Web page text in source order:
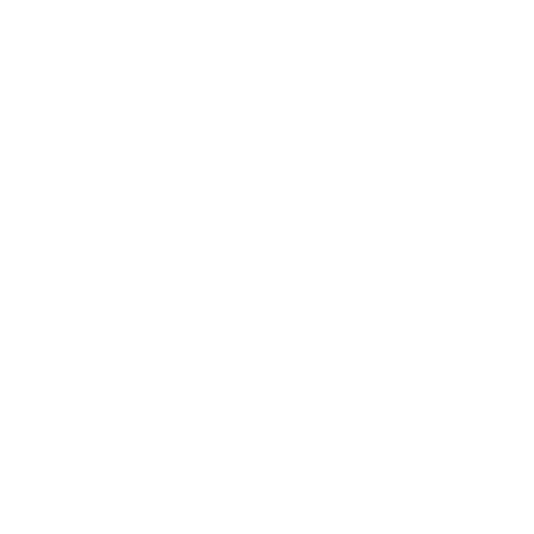
aangevoeld.
krijg ik dan terug, dat ze de toegenomen